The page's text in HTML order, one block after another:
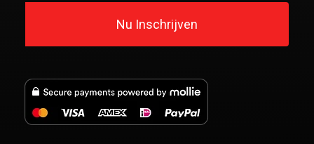
Nu Inschrijven